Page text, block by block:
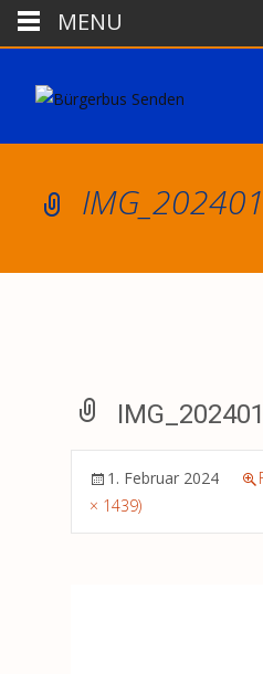
1. Februar 2024
× 1439)
MENU